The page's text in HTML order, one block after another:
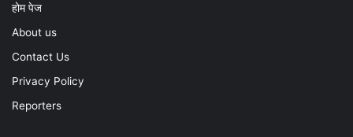
होम पेज
About us
Contact Us
Privacy Policy
Reporters